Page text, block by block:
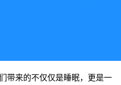
带来的不仅仅是睡眠，更是一